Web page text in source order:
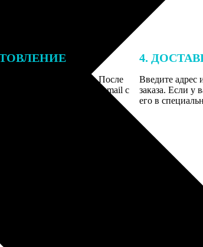
банковской картой. После
подтверждение на email с
Когда отправим заказ
4.
Введите адрес
заказа. Если у
его в